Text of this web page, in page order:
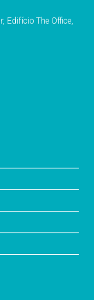
Edifício The Office,